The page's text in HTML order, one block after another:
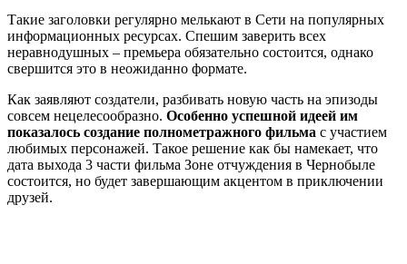
Такие заголовки регулярно мелькают в Сети на популярных
информационных ресурсах. Спешим заверить всех
неравнодушных – премьера обязательно состоится, однако
свершится это в неожиданно формате.
Как заявляют создатели, разбивать новую часть на эпизоды
совсем нецелесообразно. Особенно успешной идеей им
показалось создание полнометражного фильма с участием
любимых персонажей. Такое решение как бы намекает, что
дата выхода 3 части фильма Зоне отчуждения в Чернобыле
состоится, но будет завершающим акцентом в приключении
друзей.